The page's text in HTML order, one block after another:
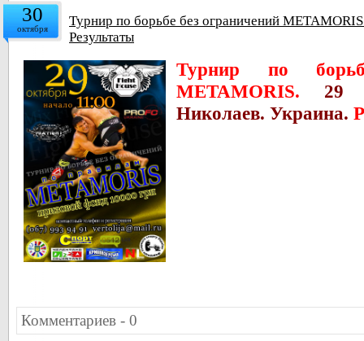
30
октября
Турнир по борьбе без ограничений
Результаты
Турнир по
METAMORIS. 29
Николаев. Украина.
Комментариев - 0